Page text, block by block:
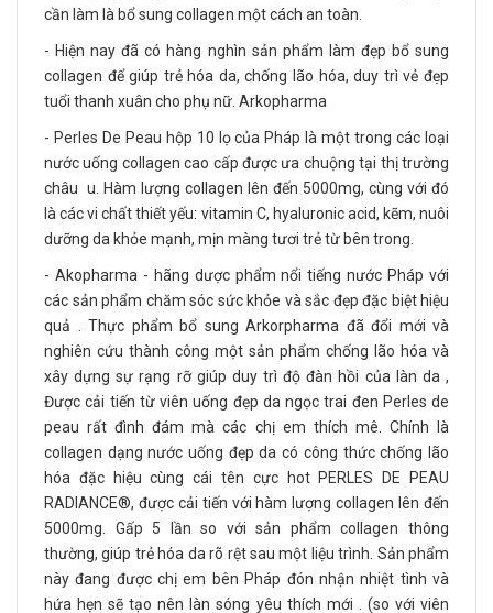
cần làm là bổ sung collagen một cách an toàn.
- Hiện nay đã có hàng nghìn sản phẩm làm đẹp bổ sung
collagen để giúp trẻ hóa da, chống lão hóa, duy trì vẻ đẹp
tuổi thanh xuân cho phụ nữ. Arkopharma
- Perles De Peau hộp 10 lọ của Pháp là một trong các loại
nước uống collagen cao cấp được ưa chuộng tại thị trường
châu u. Hàm lượng collagen lên đến 5000mg, cùng với đó
là các vi chất thiết yếu: vitamin C, hyaluronic acid, kẽm, nuôi
dưỡng da khỏe mạnh, mịn màng tươi trẻ từ bên trong.
- Akopharma - hãng dược phẩm nổi tiếng nước Pháp với
các sản phẩm chăm sóc sức khỏe và sắc đẹp đặc biệt hiệu
quả . Thực phẩm bổ sung Arkorpharma đã đổi mới và
nghiên cứu thành công một sản phẩm chống lão hóa và
xây dựng sự rạng rỡ giúp duy trì độ đàn hồi của làn da ,
Được cải tiến từ viên uống đẹp da ngọc trai đen Perles de
peau rất đình đám mà các chị em thích mê. Chính là
collagen dạng nước uống đẹp da có công thức chống lão
hóa đặc hiệu cùng cái tên cực hot PERLES DE PEAU
RADIANCE®, được cải tiến với hàm lượng collagen lên đến
5000mg. Gấp 5 lần so với sản phẩm collagen thông
thường, giúp trẻ hóa da rõ rệt sau một liệu trình. Sản phẩm
này đang được chị em bên Pháp đón nhận nhiệt tình và
hứa hẹn sẽ tạo nên làn sóng yêu thích mới . (so với viên